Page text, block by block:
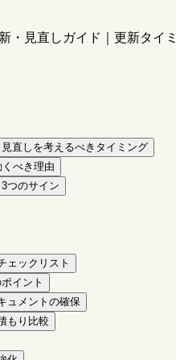
・見直しガイド｜更新タイ
直しを考えるべきタイミング
べき理由
つのサイン
ェックリスト
イント
ュメントの確保
もり比較